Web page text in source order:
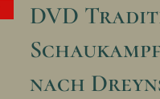
DVD
nach